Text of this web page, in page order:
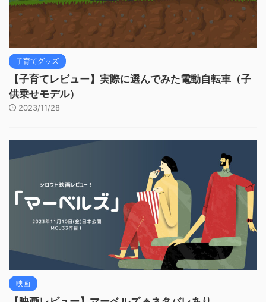
子育てグッズ
【子育てレビュー】実際に選んでみた電動自転車（子
供乗せモデル）
2023/11/28
映画